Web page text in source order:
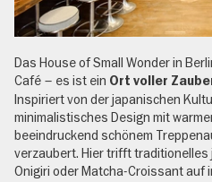
Das House of Small Wonder in
Café – es ist ein Ort voller
Inspiriert von der japanischen
minimalistisches Design mit
beeindruckend schönem
verzaubert. Hier trifft traditionelles
Onigiri oder Matcha-Croissant auf